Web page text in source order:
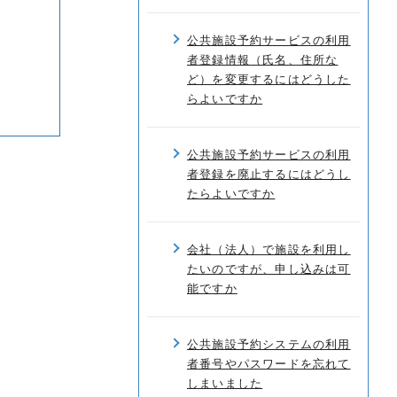
公共施設予約サービスの利用
者登録情報（氏名、住所な
ど）を変更するにはどうした
らよいですか
公共施設予約サービスの利用
者登録を廃止するにはどうし
たらよいですか
会社（法人）で施設を利用し
たいのですが、申し込みは可
能ですか
公共施設予約システムの利用
者番号やパスワードを忘れて
しまいました